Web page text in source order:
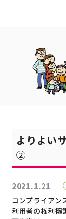
よりよい
②
2021.1.21
コンプライアン
利用者の権利擁